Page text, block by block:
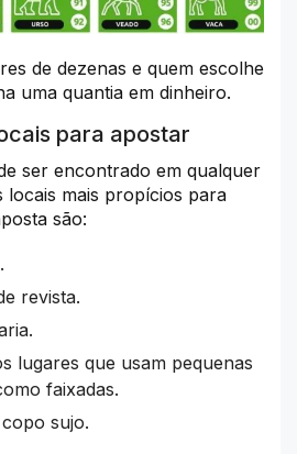
de dezenas e quem escolhe
uma quantia em dinheiro.
para apostar
ser encontrado em qualquer
locais mais propícios para
são:
revista.
lugares que usam pequenas
faixadas.
sujo.